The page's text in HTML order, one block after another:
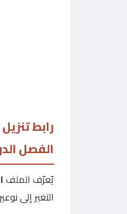
رابط
الفصل
يُعرّف الملف
التغير إلى